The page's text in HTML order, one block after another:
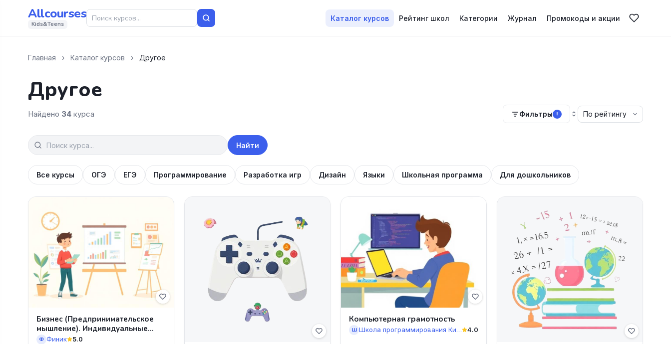
Allcourses
Kids&Teens
Каталог курсов Рейтинг школ Категории Журнал Промокоды и акции
Главная › Каталог курсов › Другое
Другое
Найдено 34 курса Фильтры !
Найти
Все курсы ОГЭ ЕГЭ Программирование Разработка игр Дизайн Языки Школьная программа Для дошкольников
Бизнес (Предпринимательское
мышление). Индивидуальные
занятия
Ф Финик 5.0
Компьютерная грамотность
Ш Школа программирования КиберУм 4.0